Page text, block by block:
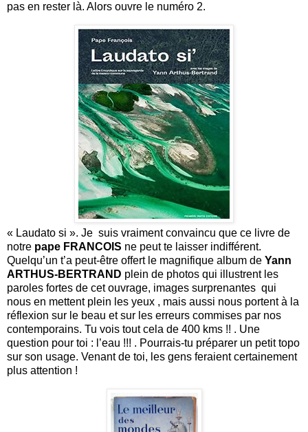
pas en rester là. Alors ouvre le numéro 2.
« Laudato si ». Je suis vraiment convaincu que ce livre de
notre pape FRANCOIS ne peut te laisser indifférent.
Quelqu’un t’a peut-être offert le magnifique album de Yann
ARTHUS-BERTRAND plein de photos qui illustrent les
paroles fortes de cet ouvrage, images surprenantes qui
nous en mettent plein les yeux , mais aussi nous portent à la
réflexion sur le beau et sur les erreurs commises par nos
contemporains. Tu vois tout cela de 400 kms !! . Une
question pour toi : l’eau !!! . Pourrais-tu préparer un petit topo
sur son usage. Venant de toi, les gens feraient certainement
plus attention !